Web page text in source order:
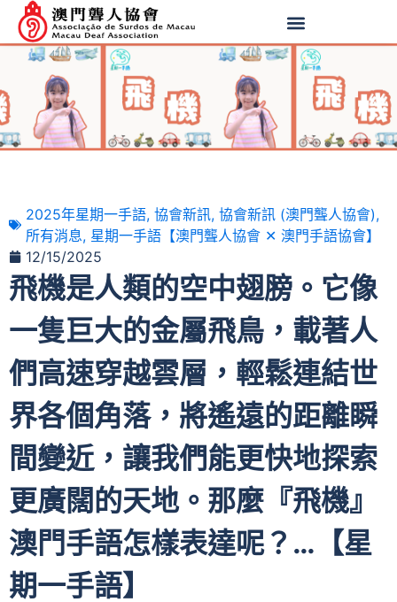
2025年星期一手語, 協會新訊, 協會新訊 (澳門聾人協會),
所有消息, 星期一手語【澳門聾人協會 ✕ 澳門手語協會】
12/15/2025
飛機是人類的空中翅膀。它像
一隻巨大的金屬飛鳥，載著人
們高速穿越雲層，輕鬆連結世
界各個角落，將遙遠的距離瞬
間變近，讓我們能更快地探索
更廣闊的天地。那麼『飛機』
澳門手語怎樣表達呢？…【星
期一手語】